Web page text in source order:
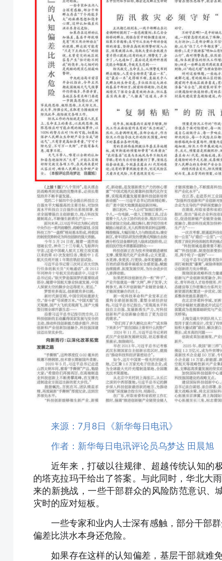
来源：7月8日《新华每日电讯》
作者：新华每日电讯评论员乌梦达 田晨旭
近年来，打破以往规律、超越传统认知的
的塔克拉玛干给出了答案。与此同时，华北
来的新挑战，一些干部群众的风险防范意识、
灾时的应对短板。
一些专家和业内人士深有感触，部分干部
偏差比洪水本身还危险。
如果存在这样的认知偏差，基层干部就难